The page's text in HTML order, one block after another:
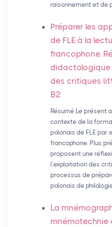
raisonnement et de
Préparer les
de FLE à la
francophone.
didactologique
des critiques
B2
Résumé Le présent
contexte de la
polonais de FLE par
francophone. Plus
proposent une
l’exploitation des
processus de
polonais de
La
mnémotechnie